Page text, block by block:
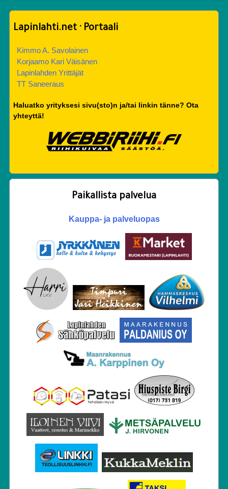
Lapinlahti.net · Portaali
Kimmo A. Savolainen
Korjaamo Kari Väisänen
Lapinlahden Yrittäjät
TT Saneeraus
Haluatko yrityksesi sivu(sto)n ja/tai linkin tänne? Ota
yhteyttä!
Paikallista palvelua
Kauppa- ja palveluopas